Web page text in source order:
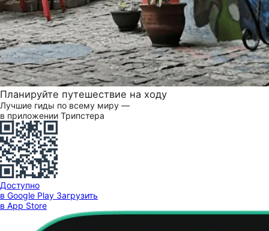
Планируйте путешествие на ходу
Лучшие гиды по всему миру —
в приложении Трипстера
Доступно
в Google Play Загрузить
в App Store